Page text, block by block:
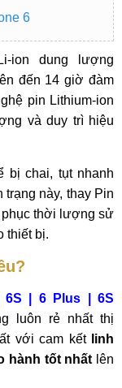
6
ion dung lượng
đến 14 giờ đàm
pin Lithium-ion
và duy trì hiệu
bị chai, tụt nhanh
này, thay Pin
phục thời lượng sử
thiết bị.
6S | 6 Plus | 6S
luôn rẻ nhất thị
với cam kết linh
hành tốt nhất lên